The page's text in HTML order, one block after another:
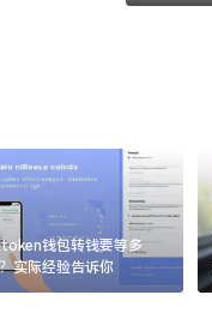
钱包转钱要等多
实际经验告诉你